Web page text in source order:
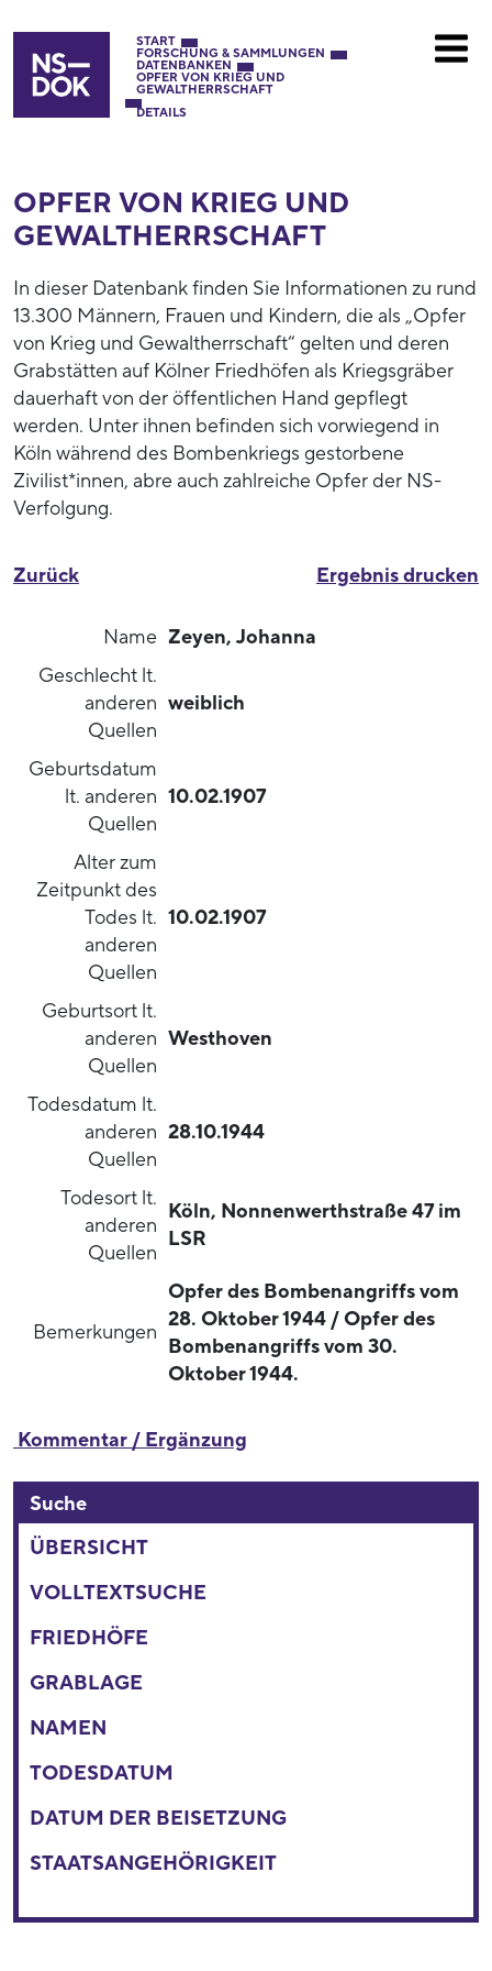
START
FORSCHUNG & SAMMLUNGEN
DATENBANKEN
OPFER VON KRIEG UND
GEWALTHERRSCHAFT
DETAILS
OPFER VON KRIEG UND
GEWALTHERRSCHAFT
In dieser Datenbank finden Sie Informationen zu rund
13.300 Männern, Frauen und Kindern, die als „Opfer
von Krieg und Gewaltherrschaft“ gelten und deren
Grabstätten auf Kölner Friedhöfen als Kriegsgräber
dauerhaft von der öffentlichen Hand gepflegt
werden. Unter ihnen befinden sich vorwiegend in
Köln während des Bombenkriegs gestorbene
Zivilist*innen, abre auch zahlreiche Opfer der NS-
Verfolgung.
Ergebnis drucken
Zurück
Name Zeyen, Johanna
Geschlecht lt.
anderen
Quellen
weiblich
Geburtsdatum
lt. anderen
Quellen
10.02.1907
Alter zum
Zeitpunkt des
Todes lt.
anderen
Quellen
10.02.1907
Geburtsort lt.
anderen
Quellen
Westhoven
Todesdatum lt.
anderen
Quellen
28.10.1944
Todesort lt.
anderen
Quellen
Köln, Nonnenwerthstraße 47 im
LSR
Bemerkungen
Opfer des Bombenangriffs vom
28. Oktober 1944 / Opfer des
Bombenangriffs vom 30.
Oktober 1944.
Kommentar / Ergänzung
Suche
ÜBERSICHT
VOLLTEXTSUCHE
FRIEDHÖFE
GRABLAGE
NAMEN
TODESDATUM
DATUM DER BEISETZUNG
STAATSANGEHÖRIGKEIT